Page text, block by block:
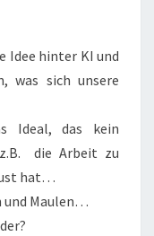
Idee hinter KI und
was sich unsere
Ideal, das kein
die Arbeit zu
hat…
und Maulen…